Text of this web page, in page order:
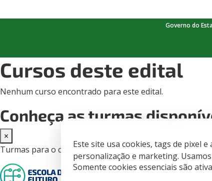
Este site usa cookies, tags de pixel
personalização e marketing.
Somente cookies essenciais são
Governo do
Cursos deste edital
Nenhum curso encontrado para este edital.
Conheça as turmas
×
Turmas para o curso -